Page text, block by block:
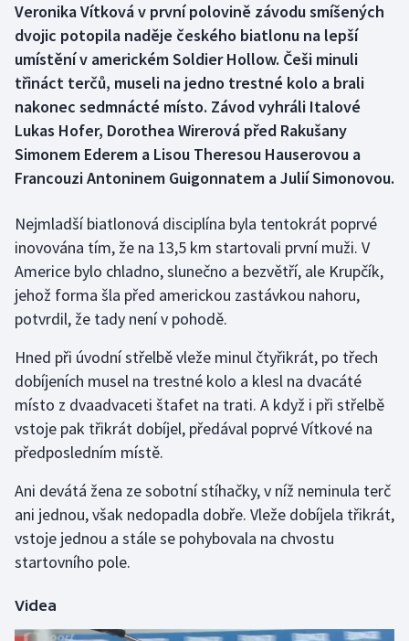
Box
Curling
Dostihy
Futsal
Golf
Gymnastika
Házená
Jezdectví
Judo
Krasobruslení
Lezení
Lyže a snowboard
Motorsport
Veronika Vítková v první polovině závodu smíšených
dvojic potopila naděje českého biatlonu na lepší
umístění v americkém Soldier Hollow. Češi minuli
třináct terčů, museli na jedno trestné kolo a brali
nakonec sedmnácté místo. Závod vyhráli Italové
Lukas Hofer, Dorothea Wirerová před Rakušany
Simonem Ederem a Lisou Theresou Hauserovou a
Francouzi Antoninem Guigonnatem a Julií Simonovou.
Nejmladší biatlonová disciplína byla tentokrát poprvé
inovována tím, že na 13,5 km startovali první muži. V
Americe bylo chladno, slunečno a bezvětří, ale Krupčík,
jehož forma šla před americkou zastávkou nahoru,
potvrdil, že tady není v pohodě.
Hned při úvodní střelbě vleže minul čtyřikrát, po třech
dobíjeních musel na trestné kolo a klesl na dvacáté
místo z dvaadvaceti štafet na trati. A když i při střelbě
vstoje pak třikrát dobíjel, předával poprvé Vítkové na
předposledním místě.
Ani devátá žena ze sobotní stíhačky, v níž neminula terč
ani jednou, však nedopadla dobře. Vleže dobíjela třikrát,
vstoje jednou a stále se pohybovala na chvostu
startovního pole.
Videa